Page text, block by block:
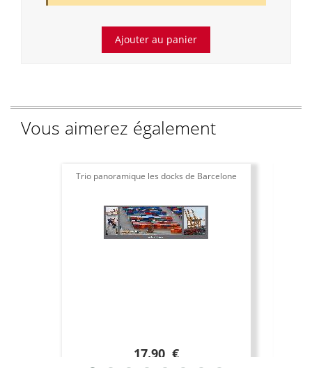
Vous aimerez également
Trio panoramique les docks de Barcelone
17.90 €